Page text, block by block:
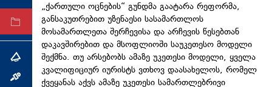
არქივი
თემა
ინტერვიუ
„ქართული ოცნების“ გუნდმა გაატარა რეფორმა,
განსაკუთრებით უზენაესი სასამართლოს
მოსამართლეთა შერჩევისა და არჩევის წესებთან
დაკავშირებით და მსოფლიოში საუკეთესო მოდელი
შექმნა. თუ არსებობს ამაზე უკეთესი მოდელი, ყველა
კვალიფიციურ იურისტს ვთხოვ დაასახელოს, რომელ
ქვეყანას აქვს ამაზე უკეთესი სამართლებრივი